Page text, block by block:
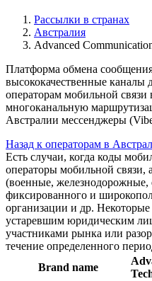
Рассылки в странах
Австралия
Advanced
Платформа обмена
высококачественные
операторам мобильной
многоканальную
Австралии мессенджеры
Назад к операторам в
Есть случаи, когда коды
операторы мобильной связи,
(военные,
фиксированного и
организации и др.
устаревшим юридическим
участниками рынка или
течение определенного
Brand name